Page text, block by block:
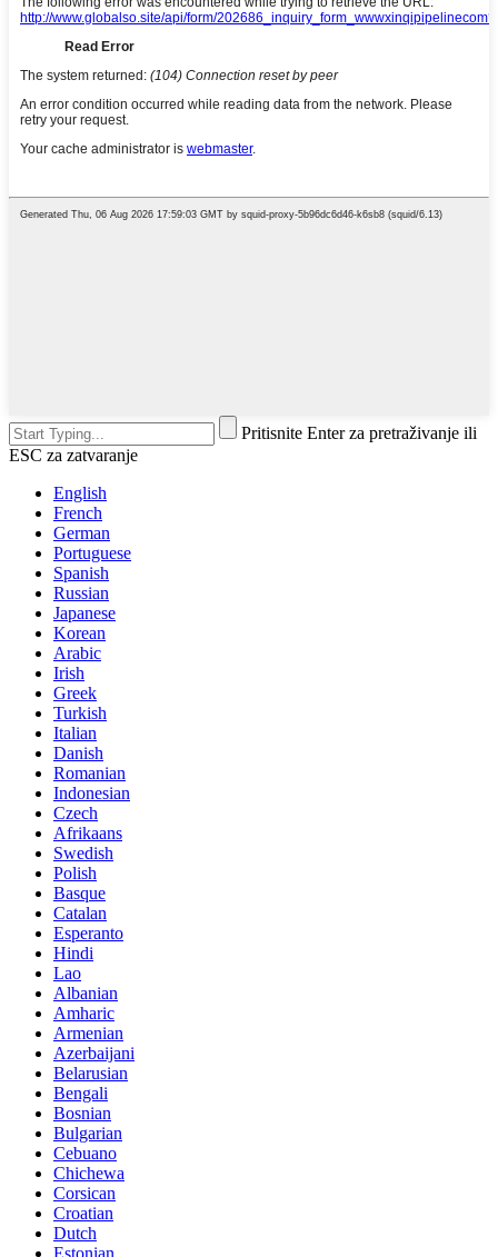
Pritisnite Enter za pretraživanje ili
ESC za zatvaranje
English
French
German
Portuguese
Spanish
Russian
Japanese
Korean
Arabic
Irish
Greek
Turkish
Italian
Danish
Romanian
Indonesian
Czech
Afrikaans
Swedish
Polish
Basque
Catalan
Esperanto
Hindi
Lao
Albanian
Amharic
Armenian
Azerbaijani
Belarusian
Bengali
Bosnian
Bulgarian
Cebuano
Chichewa
Corsican
Croatian
Dutch